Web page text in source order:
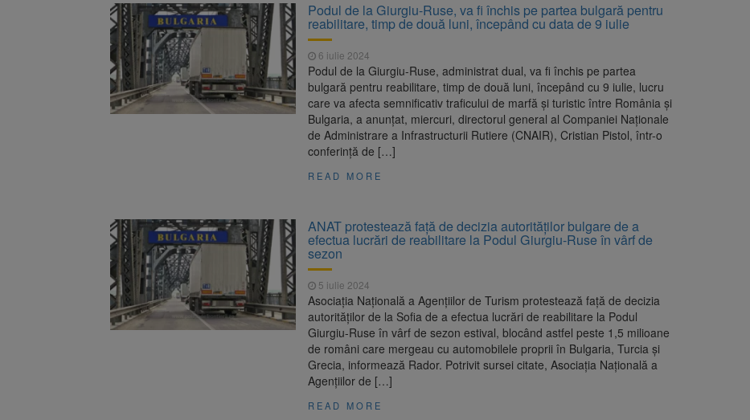
Podul de la Giurgiu-Ruse, va fi închis pe partea bulgară pentru
reabilitare, timp de două luni, începând cu data de 9 iulie
6 iulie 2024
Podul de la Giurgiu-Ruse, administrat dual, va fi închis pe partea
bulgară pentru reabilitare, timp de două luni, începând cu 9 iulie, lucru
care va afecta semnificativ traficului de marfă şi turistic între România şi
Bulgaria, a anunţat, miercuri, directorul general al Companiei Naţionale
de Administrare a Infrastructurii Rutiere (CNAIR), Cristian Pistol, într-o
conferinţă de […]
READ MORE
ANAT protestează faţă de decizia autorităţilor bulgare de a
efectua lucrări de reabilitare la Podul Giurgiu-Ruse în vârf de
sezon
5 iulie 2024
Asociaţia Naţională a Agenţiilor de Turism protestează faţă de decizia
autorităţilor de la Sofia de a efectua lucrări de reabilitare la Podul
Giurgiu-Ruse în vârf de sezon estival, blocând astfel peste 1,5 milioane
de români care mergeau cu automobilele proprii în Bulgaria, Turcia şi
Grecia, informează Rador. Potrivit sursei citate, Asociaţia Naţională a
Agenţiilor de […]
READ MORE